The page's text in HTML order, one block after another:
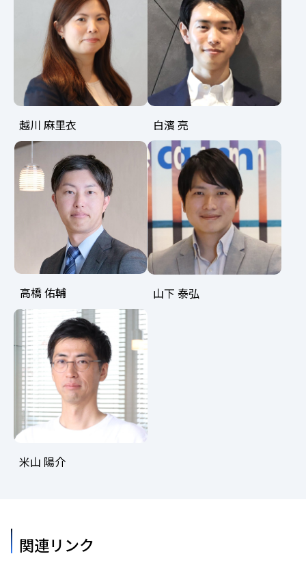
越川 麻里衣 白濱 亮
高橋 佑輔 山下 泰弘
米山 陽介
関連リンク